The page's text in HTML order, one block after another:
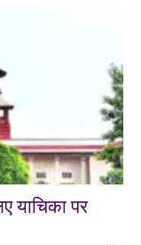
याचिका पर